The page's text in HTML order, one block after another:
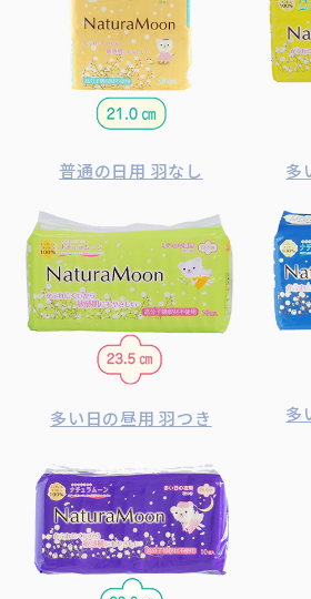
普通の日用 羽なし 多
多い日の昼用 羽つき 多